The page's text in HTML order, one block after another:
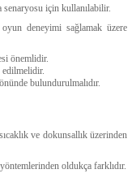
için kullanılabilir.
deneyimi sağlamak üzere
önemlidir.
bulundurulmalıdır.
ve dokunsallık üzerinden
oldukça farklıdır.